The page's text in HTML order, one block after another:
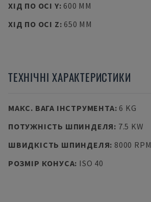
ХІД ПО ОСІ Y: 600 MM
ХІД ПО ОСІ Z: 650 MM
ТЕХНІЧНІ ХАРАКТЕРИСТИКИ
МАКС. ВАГА ІНСТРУМЕНТА: 6 KG
ПОТУЖНІСТЬ ШПИНДЕЛЯ: 7.5 KW
ШВИДКІСТЬ ШПИНДЕЛЯ: 8000 RPM
РОЗМІР КОНУСА: ISO 40